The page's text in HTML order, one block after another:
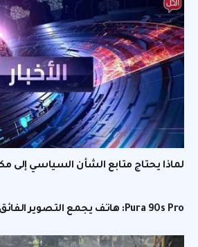
لماذا يحتاج متابع الشأن السياسي إلى
Pura 90s Pro: هاتف يجمع التصوير الفائق والبطارية الطويلة